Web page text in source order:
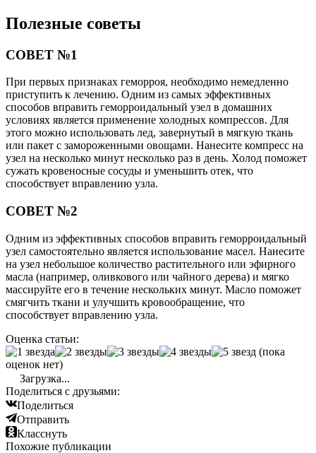
Полезные советы
СОВЕТ №1
При первых признаках геморроя, необходимо немедленно
приступить к лечению. Одним из самых эффективных
способов вправить геморроидальный узел в домашних
условиях является применение холодных компрессов. Для
этого можно использовать лед, завернутый в мягкую ткань
или пакет с замороженными овощами. Нанесите компресс на
узел на несколько минут несколько раз в день. Холод поможет
сужать кровеносные сосуды и уменьшить отек, что
способствует вправлению узла.
СОВЕТ №2
Одним из эффективных способов вправить геморроидальный
узел самостоятельно является использование масел. Нанесите
на узел небольшое количество растительного или эфирного
масла (например, оливкового или чайного дерева) и мягко
массируйте его в течение нескольких минут. Масло поможет
смягчить ткани и улучшить кровообращение, что
способствует вправлению узла.
Оценка статьи:
(пока
оценок нет)
Загрузка...
Поделиться с друзьями:
Поделиться
Отправить
Класснуть
Похожие публикации